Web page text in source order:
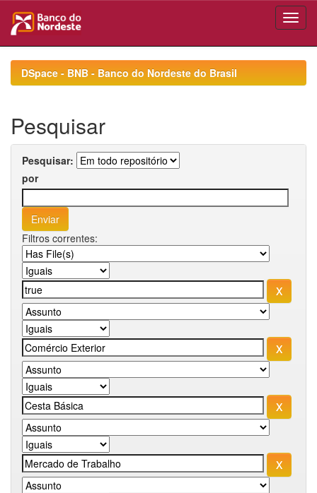
navigationDSpace - BNB - Banco do Nordeste do Brasil
Pesquisar
Pesquisar:
por
Filtros correntes: